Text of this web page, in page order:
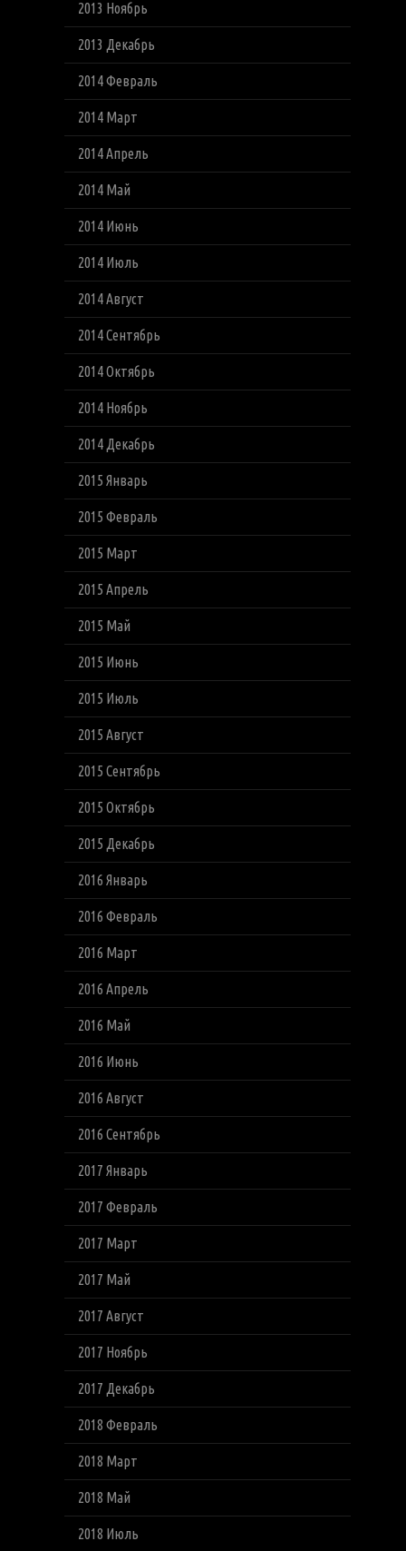
2013 Ноябрь
2013 Декабрь
2014 Февраль
2014 Март
2014 Апрель
2014 Май
2014 Июнь
2014 Июль
2014 Август
2014 Сентябрь
2014 Октябрь
2014 Ноябрь
2014 Декабрь
2015 Январь
2015 Февраль
2015 Март
2015 Апрель
2015 Май
2015 Июнь
2015 Июль
2015 Август
2015 Сентябрь
2015 Октябрь
2015 Декабрь
2016 Январь
2016 Февраль
2016 Март
2016 Апрель
2016 Май
2016 Июнь
2016 Август
2016 Сентябрь
2017 Январь
2017 Февраль
2017 Март
2017 Май
2017 Август
2017 Ноябрь
2017 Декабрь
2018 Февраль
2018 Март
2018 Май
2018 Июль